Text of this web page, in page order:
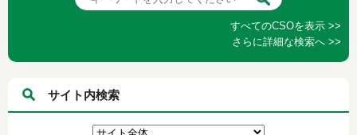
すべてのCSOを表示 >>
さらに詳細な検索へ >>
サイト内検索